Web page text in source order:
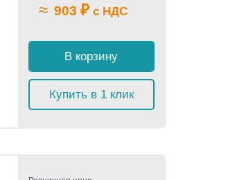
≈ 903 ₽с НДС
В корзину
Купить в 1 клик